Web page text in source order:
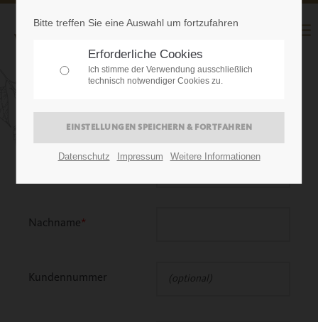
IHRE KONTAKTDATEN
Nachname*
Kundennummer
Bitte treffen Sie eine Auswahl um fortzufahren
Erforderliche Cookies
Ich stimme der Verwendung ausschließlich
technisch notwendiger Cookies zu.
Datenschutz Impressum Weitere Informationen